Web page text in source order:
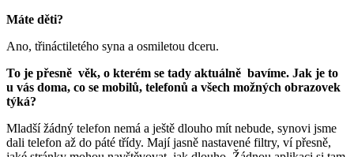
Máte děti?
Ano, třináctiletého syna a osmiletou dceru.
To je přesně věk, o kterém se tady aktuálně bavíme. Jak je to
u vás doma, co se mobilů, telefonů a všech možných obrazovek
týká?
Mladší žádný telefon nemá a ještě dlouho mít nebude, synovi jsme
dali telefon až do páté třídy. Mají jasně nastavené filtry, ví přesně,